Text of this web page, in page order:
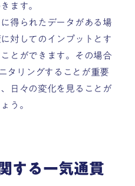
ます。
得られたデータがある場
対してのインプットとす
とができます。その場合
タリングすることが重要
日々の変化を見ることが
う。
する一気通貫